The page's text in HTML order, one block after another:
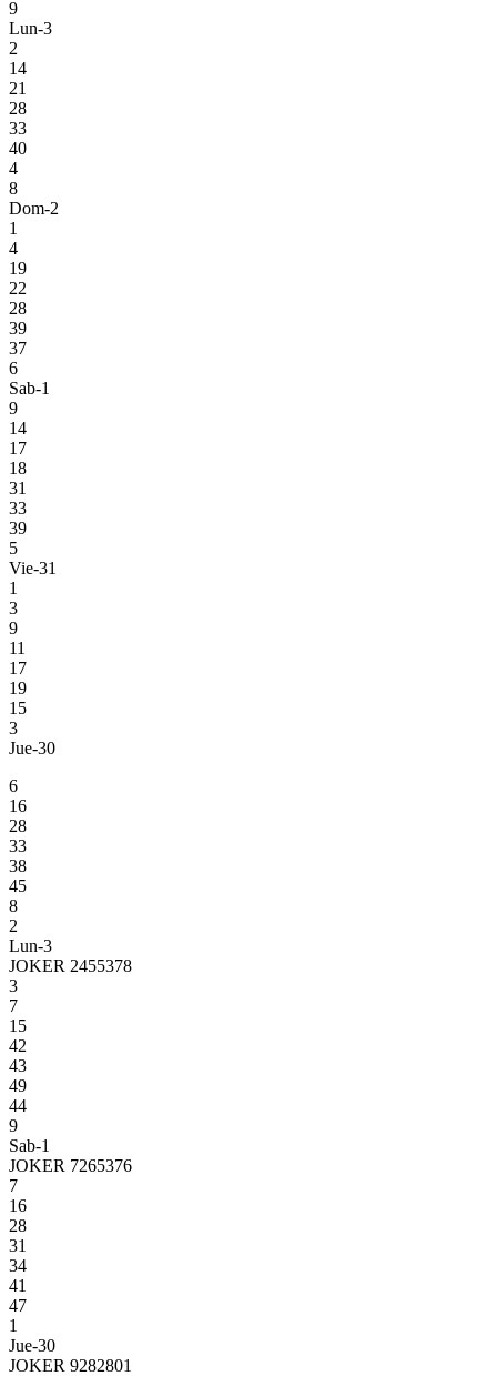
9
Lun-3
2
14
21
28
33
40
4
8
Dom-2
1
4
19
22
28
39
37
6
Sab-1
9
14
17
18
31
33
39
5
Vie-31
1
3
9
11
17
19
15
3
Jue-30
6
16
28
33
38
45
8
2
Lun-3
JOKER 2455378
3
7
15
42
43
49
44
9
Sab-1
JOKER 7265376
7
16
28
31
34
41
47
1
Jue-30
JOKER 9282801